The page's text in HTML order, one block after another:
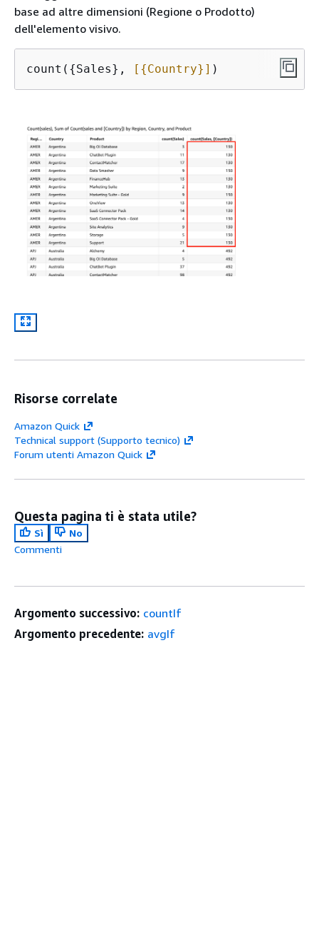
base ad altre dimensioni (Regione o Prodotto)
dell'elemento visivo.
count( {Sales}, [ {Country}] )
Risorse correlate
Amazon Quick
Technical support (Supporto tecnico)
Forum utenti Amazon Quick
Questa pagina ti è stata utile?
Sì
No
Commenti
Argomento successivo: countIf
Argomento precedente: avgIf